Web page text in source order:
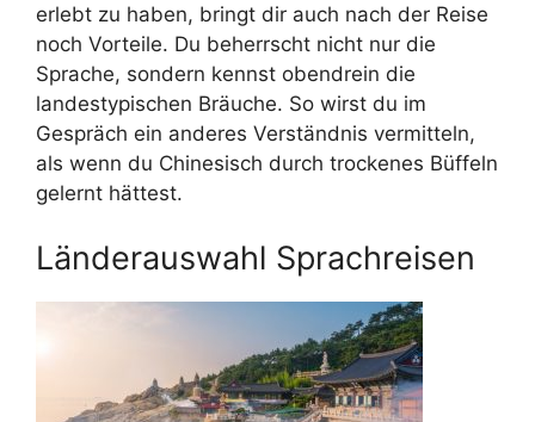
erlebt zu haben, bringt dir auch nach der Reise
noch Vorteile. Du beherrscht nicht nur die
Sprache, sondern kennst obendrein die
landestypischen Bräuche. So wirst du im
Gespräch ein anderes Verständnis vermitteln,
als wenn du Chinesisch durch trockenes Büffeln
gelernt hättest.
Länderauswahl Sprachreisen